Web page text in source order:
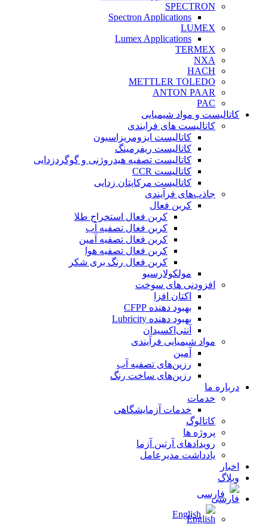
SPECTRON
Spectron Applications
LUMEX
Lumex Applications
TERMEX
NXA
HACH
METTLER TOLEDO
ANTON PAAR
PAC
کاتالیست و مواد شیمیایی
کاتالیست های فرایندی
کاتالیست ایزومریزاسیون
کاتالیست ریفرمینگ
کاتالیست تصفیه هیدروژنی و گوگردزدایی
کاتالیست CCR
کاتالیست مرکاپتان زدایی
جاذب‌های فرآیندی
کربن فعال
کربن فعال استخراج طلا
کربن فعال تصفیه آب
کربن فعال تصفیه آمین
کربن فعال تصفیه هوا
کربن فعال رنگ بری شکر
مولکولارسیو
افزودنی های سوخت
اکتان افزا
بهبود دهنده CFPP
بهبود دهنده Lubricity
آنتی‌اکسیدان
مواد شیمیایی فرآیندی
آمین
رزین‌های تصفیه آب
رزین‌های ساخت رنگ
درباره ما
خدمات
خدمات آزمایشگاهی
کاتالوگ
پروژه ها
رویدادهای آرتین آزما
یادداشت مدیرعامل
اخبار
وبلاگ
فارسی
English